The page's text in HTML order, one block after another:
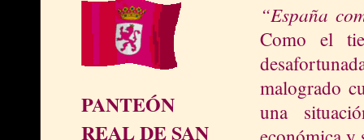
PANTEÓN
REAL DE SAN
“España
Como el
malogrado
una